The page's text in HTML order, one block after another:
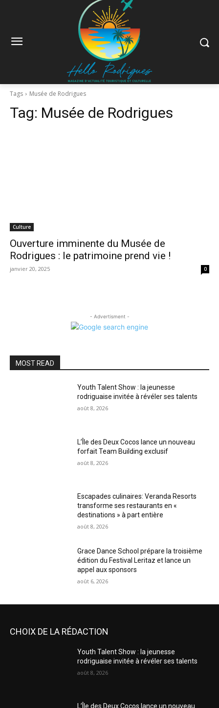
Tags Musée de Rodrigues
Tag: Musée de Rodrigues
Culture
Ouverture imminente du Musée de
Rodrigues : le patrimoine prend vie !
janvier 20, 2025 0
- Advertisment -
MOST READ
Youth Talent Show : la jeunesse
rodriguaise invitée à révéler ses talents
août 8, 2026
L’Île des Deux Cocos lance un nouveau
forfait Team Building exclusif
août 8, 2026
Escapades culinaires: Veranda Resorts
transforme ses restaurants en «
destinations » à part entière
août 8, 2026
Grace Dance School prépare la troisième
édition du Festival Leritaz et lance un
appel aux sponsors
août 6, 2026
CHOIX DE LA RÉDACTION
Youth Talent Show : la jeunesse
rodriguaise invitée à révéler ses talents
août 8, 2026
L’Île des Deux Cocos lance un nouveau